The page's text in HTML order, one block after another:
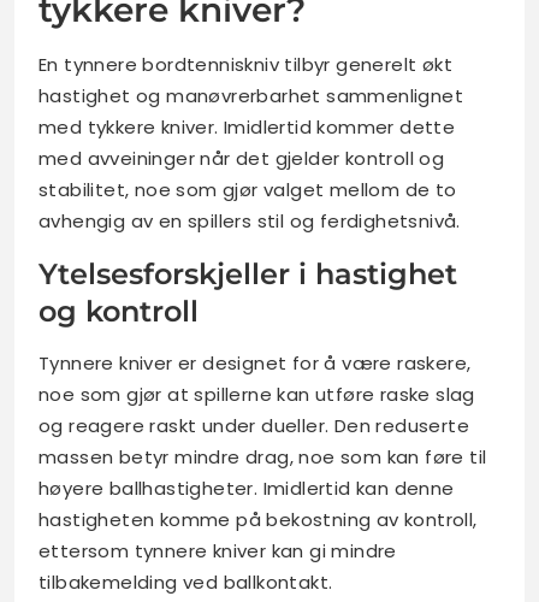
tykkere kniver?
En tynnere bordtenniskniv tilbyr generelt økt
hastighet og manøvrerbarhet sammenlignet
med tykkere kniver. Imidlertid kommer dette
med avveininger når det gjelder kontroll og
stabilitet, noe som gjør valget mellom de to
avhengig av en spillers stil og ferdighetsnivå.
Ytelsesforskjeller i hastighet
og kontroll
Tynnere kniver er designet for å være raskere,
noe som gjør at spillerne kan utføre raske slag
og reagere raskt under dueller. Den reduserte
massen betyr mindre drag, noe som kan føre til
høyere ballhastigheter. Imidlertid kan denne
hastigheten komme på bekostning av kontroll,
ettersom tynnere kniver kan gi mindre
tilbakemelding ved ballkontakt.